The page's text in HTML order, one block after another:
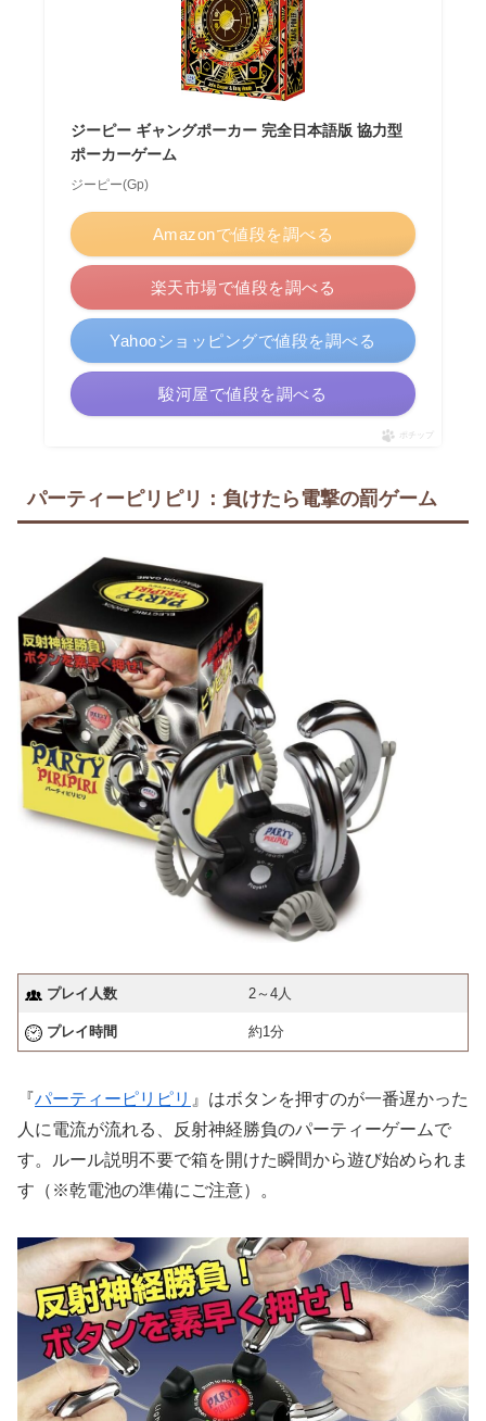
ジーピー ギャングポーカー 完全日本語版 協力型
ポーカーゲーム
ジーピー(Gp)
Amazonで値段を調べる
楽天市場で値段を調べる
Yahooショッピングで値段を調べる
駿河屋で値段を調べる
ポチップ
パーティーピリピリ：負けたら電撃の罰ゲーム
プレイ人数 2～4人
プレイ時間 約1分
『パーティーピリピリ 』はボタンを押すのが一番遅かった
人に電流が流れる、反射神経勝負のパーティーゲームで
す。ルール説明不要で箱を開けた瞬間から遊び始められま
す（※乾電池の準備にご注意）。